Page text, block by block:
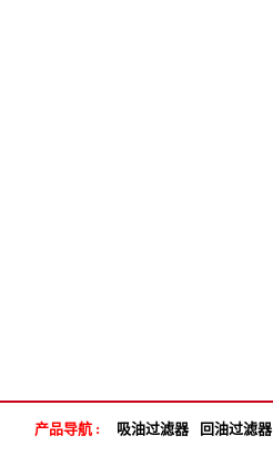
产品导航 : 吸油过滤器 回油过滤器